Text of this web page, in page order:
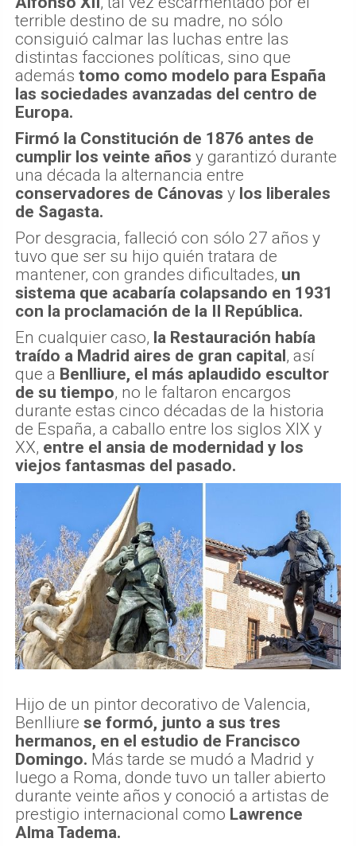
terrible destino de su madre, no sólo
consiguió calmar las luchas entre las
distintas facciones políticas, sino que
además tomo como modelo para España
las sociedades avanzadas del centro de
Europa.
Firmó la Constitución de 1876 antes de
cumplir los veinte años y garantizó durante
una década la alternancia entre
conservadores de Cánovas y los liberales
de Sagasta.
Por desgracia, falleció con sólo 27 años y
tuvo que ser su hijo quién tratara de
mantener, con grandes dificultades, un
sistema que acabaría colapsando en 1931
con la proclamación de la II República.
En cualquier caso, la Restauración había
traído a Madrid aires de gran capital, así
que a Benlliure, el más aplaudido escultor
de su tiempo, no le faltaron encargos
durante estas cinco décadas de la historia
de España, a caballo entre los siglos XIX y
XX, entre el ansia de modernidad y los
viejos fantasmas del pasado.
Hijo de un pintor decorativo de Valencia,
Benlliure se formó, junto a sus tres
hermanos, en el estudio de Francisco
Domingo. Más tarde se mudó a Madrid y
luego a Roma, donde tuvo un taller abierto
durante veinte años y conoció a artistas de
prestigio internacional como Lawrence
Alma Tadema.